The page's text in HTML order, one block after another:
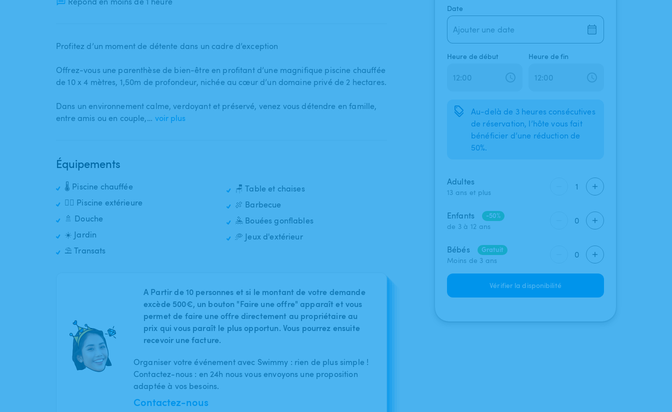
Profitez d’un moment de détente dans un cadre d’exception
Offrez-vous une parenthèse de bien-être en profitant d’une magnifique piscine chauffée
de 10 x 4 mètres​,​ 1​,​50m de profondeur​,​ nichée au cœur d’un domaine privé de 2 hectares.
Dans un environnement calme​,​ verdoyant et préservé​,​ venez vous détendre en famille​,​
entre amis ou en couple​,​… voir plus
Équipements
🌡️ Piscine chauffée
🏊‍♂️ Piscine extérieure
🚿 Douche
☀️ Jardin
⛱️ Transats
🪑 Table et chaises
🍖 Barbecue
🤽 Bouées gonflables
🥏 Jeux d'extérieur
A Partir de 10 personnes et si le montant de votre demande
excède 500€, un bouton "Faire une offre" apparaît et vous
permet de faire une offre directement au propriétaire au
prix qui vous paraît le plus opportun. Vous pourrez ensuite
recevoir une facture.
Organiser votre événement avec Swimmy : rien de plus simple !
Contactez-nous : en 24h nous vous envoyons une proposition
adaptée à vos besoins.
Contactez-nous
Date
Ajouter une date
Heure de début Heure de fin
Au-delà de 3 heures consécutives
de réservation, l’hôte vous fait
bénéficier d’une réduction de
50%.
Adultes
13 ans et plus
1
Enfants
-50%
de 3 à 12 ans
0
Bébés
Gratuit
Moins de 3 ans
0
Vérifier la disponibilité